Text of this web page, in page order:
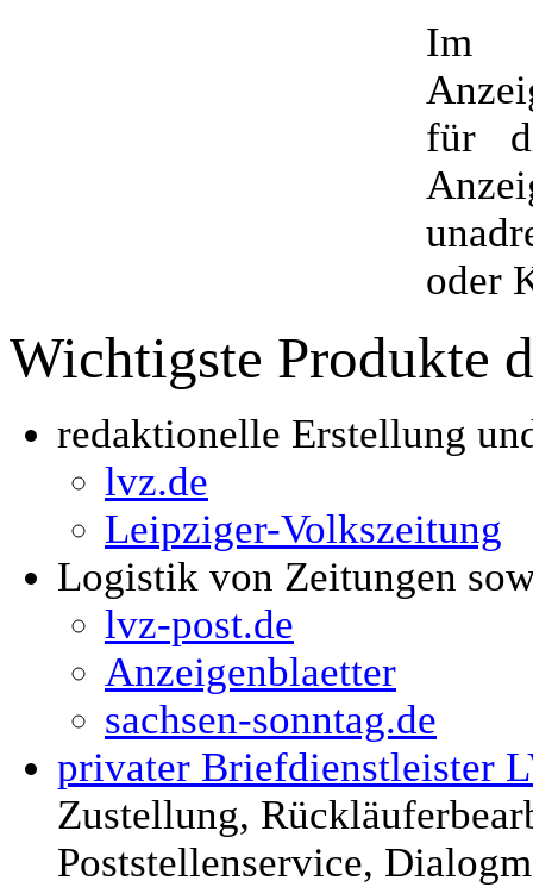
Im
für
oder
Wichtigste Produkte
redaktionelle Erstellung
lvz.de
Leipziger-Volkszeitung
Logistik von Zeitungen
lvz-post.de
Anzeigenblaetter
sachsen-sonntag.de
privater Briefdienstleister
Zustellung,
Poststellenservice,